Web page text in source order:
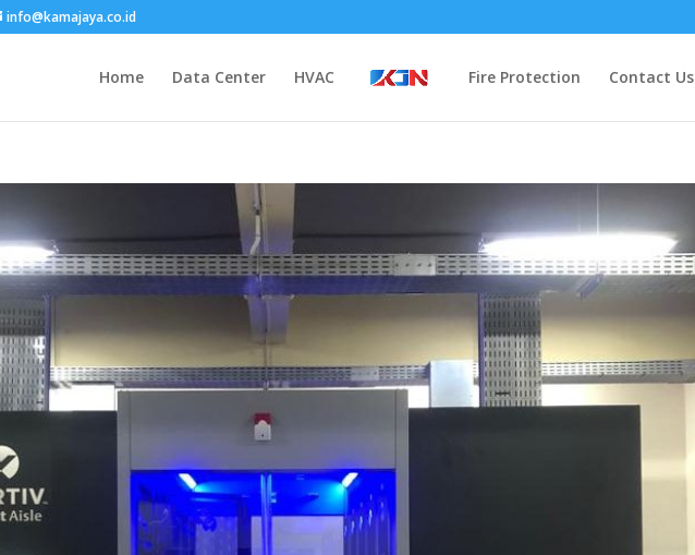
info@kamajaya.co.id
Home Data Center HVAC Fire Protection Contact Us